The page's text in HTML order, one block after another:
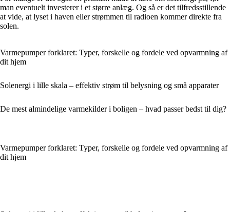
man eventuelt investerer i et større anlæg. Og så er det tilfredsstillende
at vide, at lyset i haven eller strømmen til radioen kommer direkte fra
solen.
Varmepumper forklaret: Typer, forskelle og fordele ved opvarmning af
dit hjem
Solenergi i lille skala – effektiv strøm til belysning og små apparater
De mest almindelige varmekilder i boligen – hvad passer bedst til dig?
Varmepumper forklaret: Typer, forskelle og fordele ved opvarmning af
dit hjem